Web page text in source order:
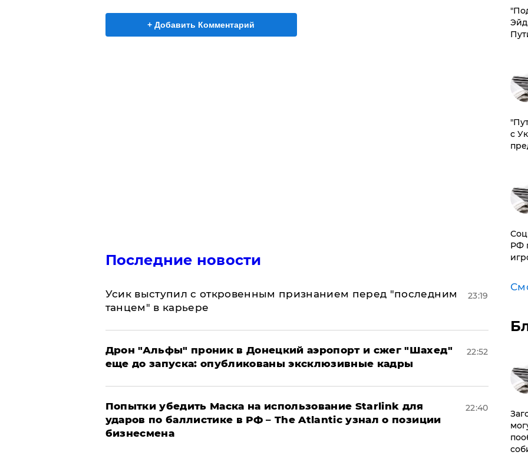
+ Добавить Комментарий
Последние новости
Усик выступил с откровенным признанием перед "последним
танцем" в карьере
23:19
Дрон "Альфы" проник в Донецкий аэропорт и сжег "Шахед"
еще до запуска: опубликованы эксклюзивные кадры
22:52
Попытки убедить Маска на использование Starlink для
ударов по баллистике в РФ – The Atlantic узнал о позиции
бизнесмена
22:40
с
РФ